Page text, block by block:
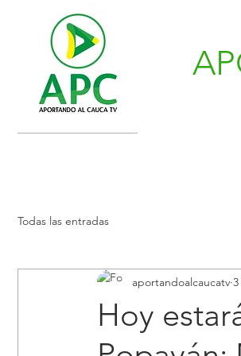
Todas las entradas
Hoy
aportandoalcaucatv